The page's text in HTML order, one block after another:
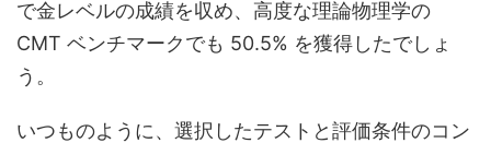
で金レベルの成績を収め、高度な理論物理学の
CMT ベンチマークでも 50.5% を獲得したでしょ
う。
いつものように、選択したテストと評価条件のコン